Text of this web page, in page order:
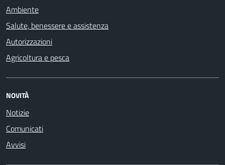
Ambiente
Salute, benessere e assistenza
Autorizzazioni
Agricoltura e pesca
NOVITÀ
Notizie
Comunicati
Avvisi